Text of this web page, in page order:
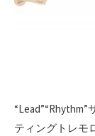
ティングトレモ